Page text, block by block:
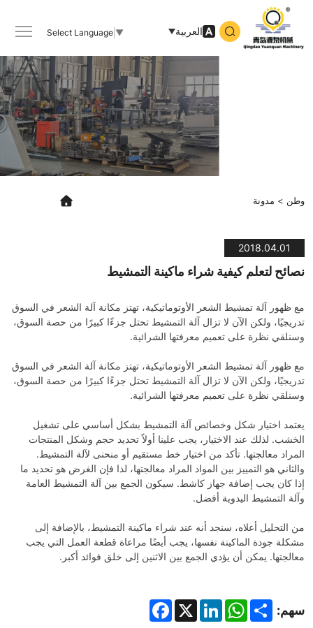
العربية Select Language ▼
نصائح
لتعلم
كيفية
وطن مدونة
2018.04.01
نصائح لتعلم كيفية شراء ماكينة التمشيط
مع ظهور آلة تمشيط الشعر الأوتوماتيكية، تهتز مكانة آلة الشعر في السوق
تدريجيًا، ولكن الآن لا تزال آلة التمشيط تحتل جزءًا كبيرًا من حصة السوق،
وسنلقي نظرة على تعميم معرفتها الشرائية.
مع ظهور آلة تمشيط الشعر الأوتوماتيكية، تهتز مكانة آلة الشعر في السوق
تدريجيًا، ولكن الآن لا تزال آلة التمشيط تحتل جزءًا كبيرًا من حصة السوق،
وسنلقي نظرة على تعميم معرفتها الشرائية.
يعتمد اختيار شكل وخصائص آلة التمشيط بشكل أساسي على تشغيل
الخشب. لذلك عند الاختيار، يجب علينا أولاً تحديد حجم وشكل المنتجات
المراد معالجتها. تأكد من اختيار خط مستقيم أو منحنى لآلة التمشيط.
والثاني هو التمييز بين المواد المراد معالجتها، لذا فإن الغرض هو تحديد ما
إذا كان يجب إضافة جهاز كاشط. سيكون الجمع بين آلة التمشيط العامة
وآلة التمشيط اليدوية أفضل.
من التحليل أعلاه، سنجد أنه عند شراء ماكينة التمشيط، بالإضافة إلى
مشكلة جودة الماكينة نفسها، يجب أيضًا مراعاة قطعة العمل التي يجب
معالجتها. يمكن أن يؤدي الجمع بين الاثنين إلى خلق فوائد أكبر.
سهم: Facebook X
LinkedIn
WhatsAppShare